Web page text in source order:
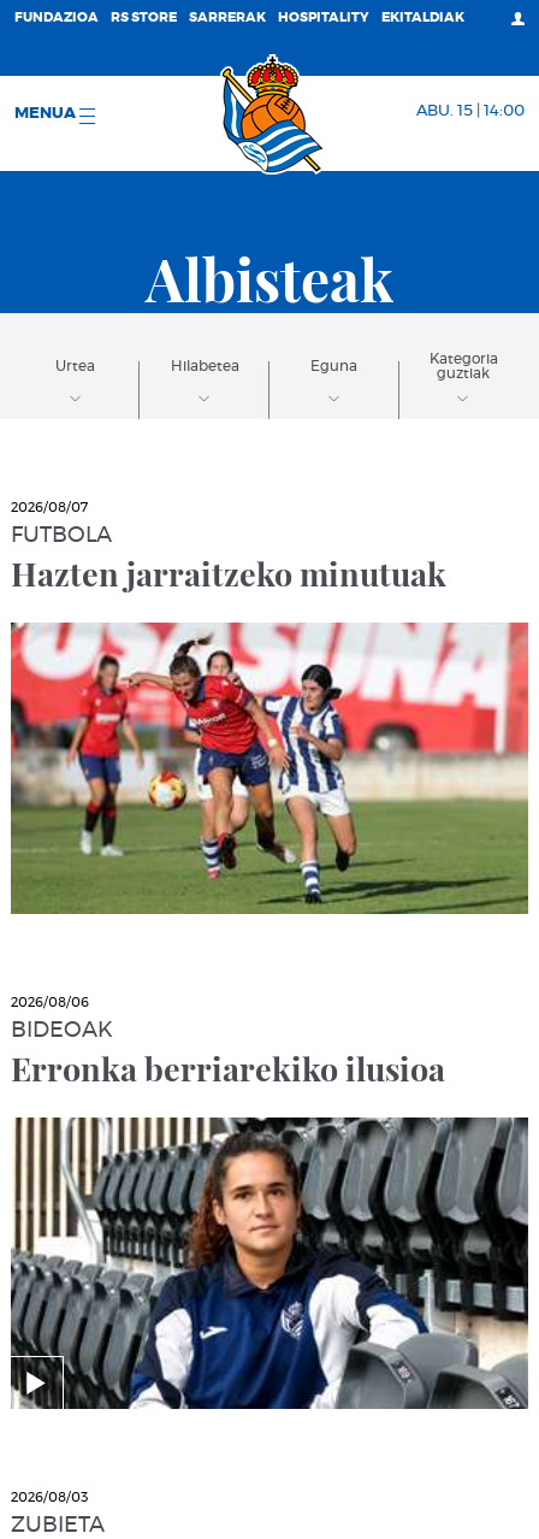
FUNDAZIOA RS STORE SARRERAK HOSPITALITY EKITALDIAK
MENUA ABU. 15 | 14:00
Albisteak
Urtea Hilabetea Eguna
Kategoria
guztiak
2026/08/07
FUTBOLA
Hazten jarraitzeko minutuak
2026/08/06
BIDEOAK
Erronka berriarekiko ilusioa
2026/08/03
ZUBIETA